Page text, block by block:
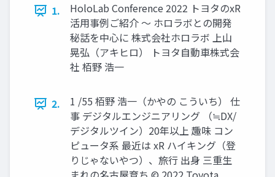
1.
HoloLab Conference 2022 トヨタのxR
活用事例ご紹介 ～ ホロラボとの開発
秘話を中心に 株式会社ホロラボ 上山
晃弘（アキヒロ） トヨタ自動車株式会
社 栢野 浩一
2.
1 /55 栢野 浩一（かやの こういち） 仕
事 デジタルエンジニアリング （≒DX/
デジタルツイン）20年以上 趣味 コン
ピュータ系 最近は xR ハイキング（登
りじゃないやつ）、旅行 出身 三重生